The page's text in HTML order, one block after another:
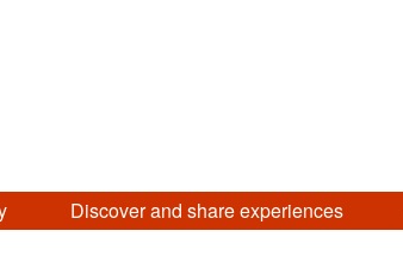
Discover and share experiences